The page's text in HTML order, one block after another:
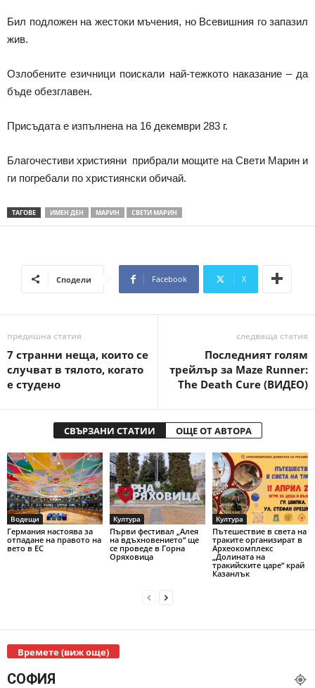
Бил подложен на жестоки мъчения, но Всевишния го запазил
жив.
Озлобените езичници поискали най-тежкото наказание – да
бъде обезглавен.
Присъдата е изпълнена на 16 декември 283 г.
Благочестиви християни прибрали мощите на Свети Марин и
ги погребали по християнски обичай.
ТАГОВЕ ИМЕН ДЕН МАРИН СВЕТИ МАРИН
Сподели Facebook X
предишна статия
7 странни неща, които се
случват в тялото, когато
е студено
следваща статия
Последният голям
трейлър за Maze Runner:
The Death Cure (ВИДЕО)
СВЪРЗАНИ СТАТИИ ОЩЕ ОТ АВТОРА
Водещи
Германия настоява за
отпадане на правото на
вето в ЕС
Култура
Първи фестивал „Алея
на вдъхновението“ ще
се проведе в Горна
Оряховица
Култура
Пътешествие в света на
траките организират в
Археокомплекс
„Долината на
тракийските царе“ край
Казанлък
Времете (виж още)
СОФИЯ